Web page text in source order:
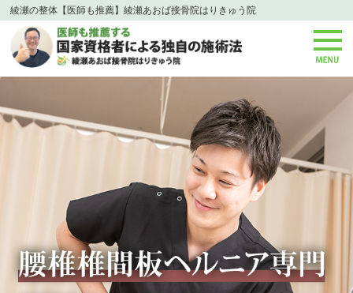
綾瀬の整体【医師も推薦】綾瀬あおば接骨院はりきゅう院